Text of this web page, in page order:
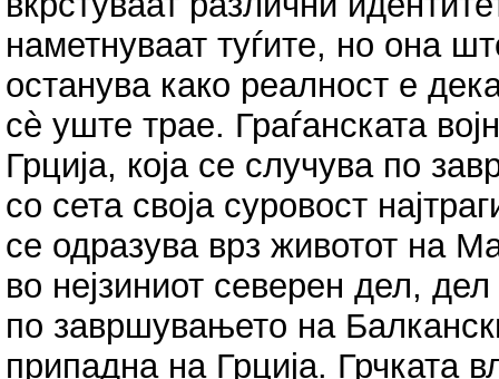
наметнуваат туѓите, но она
останува како реалност е
сѐ уште трае. Граѓанската
Грција, која се случува по
со сета своја суровост
се одразува врз животот на
во нејзиниот северен дел, дел
по завршувањето на
припадна на Грција. Грчката